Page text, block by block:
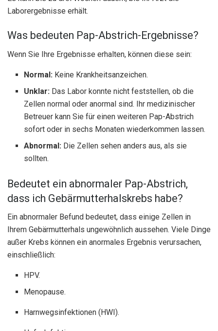
Laborergebnisse erhält.
Was bedeuten Pap-Abstrich-Ergebnisse?
Wenn Sie Ihre Ergebnisse erhalten, können diese sein:
Normal: Keine Krankheitsanzeichen.
Unklar: Das Labor konnte nicht feststellen, ob die
Zellen normal oder anormal sind. Ihr medizinischer
Betreuer kann Sie für einen weiteren Pap-Abstrich
sofort oder in sechs Monaten wiederkommen lassen.
Abnormal: Die Zellen sehen anders aus, als sie
sollten.
Bedeutet ein abnormaler Pap-Abstrich,
dass ich Gebärmutterhalskrebs habe?
Ein abnormaler Befund bedeutet, dass einige Zellen in
Ihrem Gebärmutterhals ungewöhnlich aussehen. Viele Dinge
außer Krebs können ein anormales Ergebnis verursachen,
einschließlich:
HPV.
Menopause.
Harnwegsinfektionen (HWI).